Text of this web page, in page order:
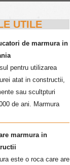
UTILE
de marmura in
pentru utilizarea
atat in constructii,
sau scultpturi
de ani. Marmura
marmura in
este o roca care are